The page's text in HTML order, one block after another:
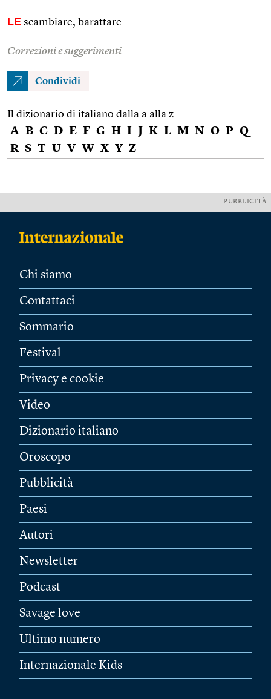
LE scambiare, barattare
Correzioni e suggerimenti
Condividi
Il dizionario di italiano dalla a alla z
A B C D E F G H I J K L M N O P Q
R S T U V W X Y Z
PUBBLICITÀ
Chi siamo
Contattaci
Sommario
Festival
Privacy e cookie
Video
Dizionario italiano
Oroscopo
Pubblicità
Paesi
Autori
Newsletter
Podcast
Savage love
Ultimo numero
Internazionale Kids